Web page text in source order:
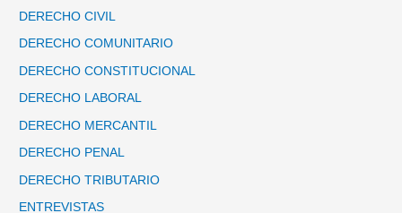
DERECHO CIVIL
DERECHO COMUNITARIO
DERECHO CONSTITUCIONAL
DERECHO LABORAL
DERECHO MERCANTIL
DERECHO PENAL
DERECHO TRIBUTARIO
ENTREVISTAS